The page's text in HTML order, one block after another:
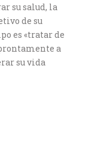
su salud, la
de su
es «tratar de
a
su vida